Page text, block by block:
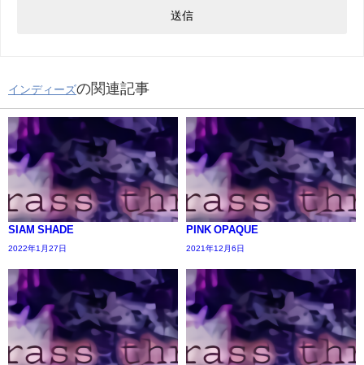
インディーズの関連記事
SIAM SHADE
2022年1月27日
PINK OPAQUE
2021年12月6日